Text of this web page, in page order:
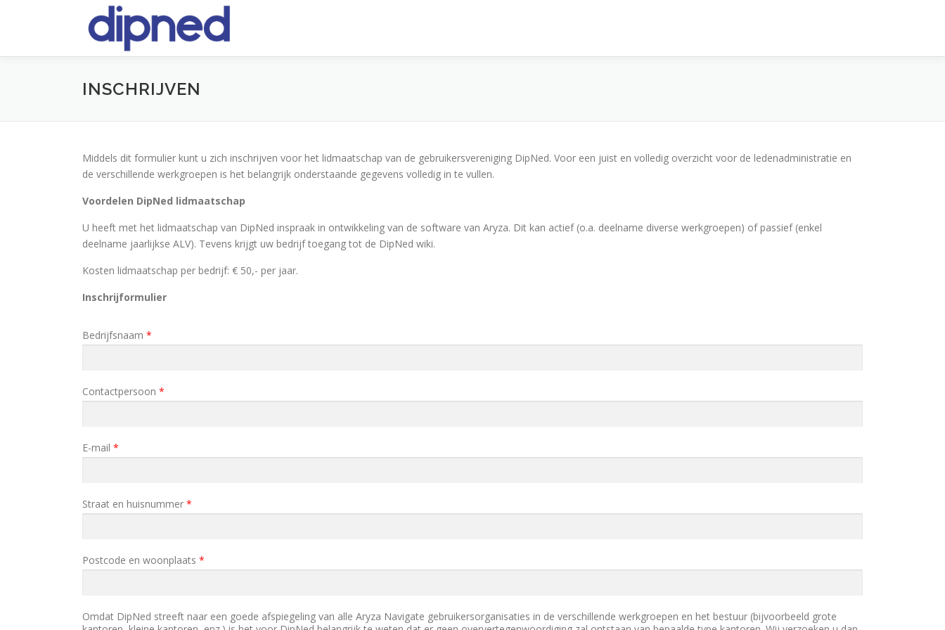
inhoud
INSCHRIJVEN
Middels dit formulier kunt u zich inschrijven voor het lidmaatschap van de gebruikersvereniging DipNed. Voor een juist en volledig overzicht voor de ledenadministratie en
de verschillende werkgroepen is het belangrijk onderstaande gegevens volledig in te vullen.
Voordelen DipNed lidmaatschap
U heeft met het lidmaatschap van DipNed inspraak in ontwikkeling van de software van Aryza. Dit kan actief (o.a. deelname diverse werkgroepen) of passief (enkel
deelname jaarlijkse ALV). Tevens krijgt uw bedrijf toegang tot de DipNed wiki.
Kosten lidmaatschap per bedrijf: € 50,- per jaar.
Inschrijformulier
Bedrijfsnaam *
Contactpersoon *
E-mail *
Straat en huisnummer *
Postcode en woonplaats *
Omdat DipNed streeft naar een goede afspiegeling van alle Aryza Navigate gebruikersorganisaties in de verschillende werkgroepen en het bestuur (bijvoorbeeld grote